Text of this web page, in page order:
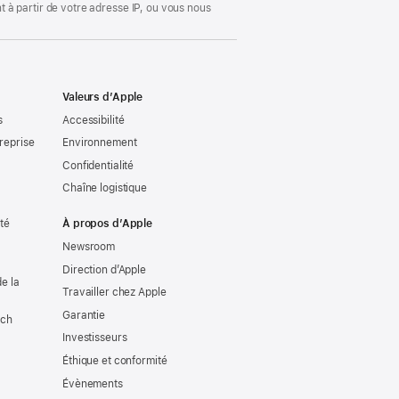
partir de votre adresse IP, ou vous nous
la
Valeurs d’Apple
Accessibilité
Environnement
Confidentialité
Chaîne logistique
À propos d’Apple
Newsroom
Direction d’Apple
Travailler chez Apple
Garantie
Investisseurs
Éthique et conformité
Évènements